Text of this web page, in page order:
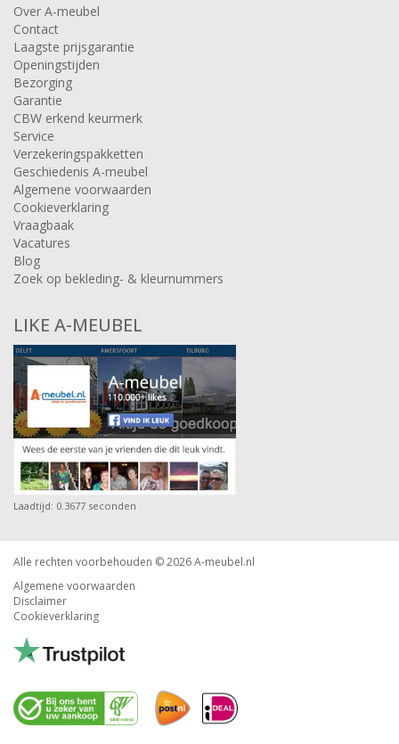
Over A-meubel
Contact
Laagste prijsgarantie
Openingstijden
Bezorging
Garantie
CBW erkend keurmerk
Service
Verzekeringspakketten
Geschiedenis A-meubel
Algemene voorwaarden
Cookieverklaring
Vraagbaak
Vacatures
Blog
Zoek op bekleding- & kleurnummers
LIKE A-MEUBEL
Laadtijd: 0.3677 seconden
Alle rechten voorbehouden © 2026A-meubel.nl
Algemene voorwaarden
Disclaimer
Cookieverklaring